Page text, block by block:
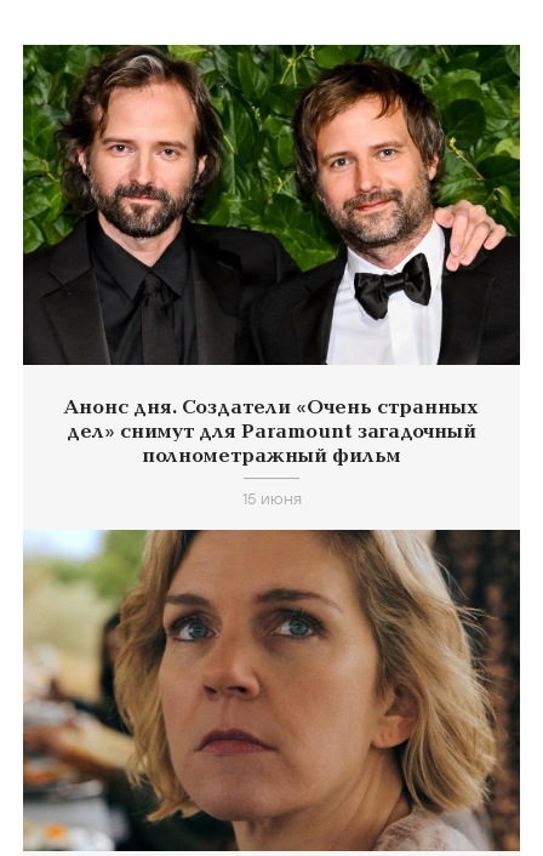
Анонс дня. Создатели «Очень странных
дел» снимут для Paramount загадочный
полнометражный фильм
15 июня